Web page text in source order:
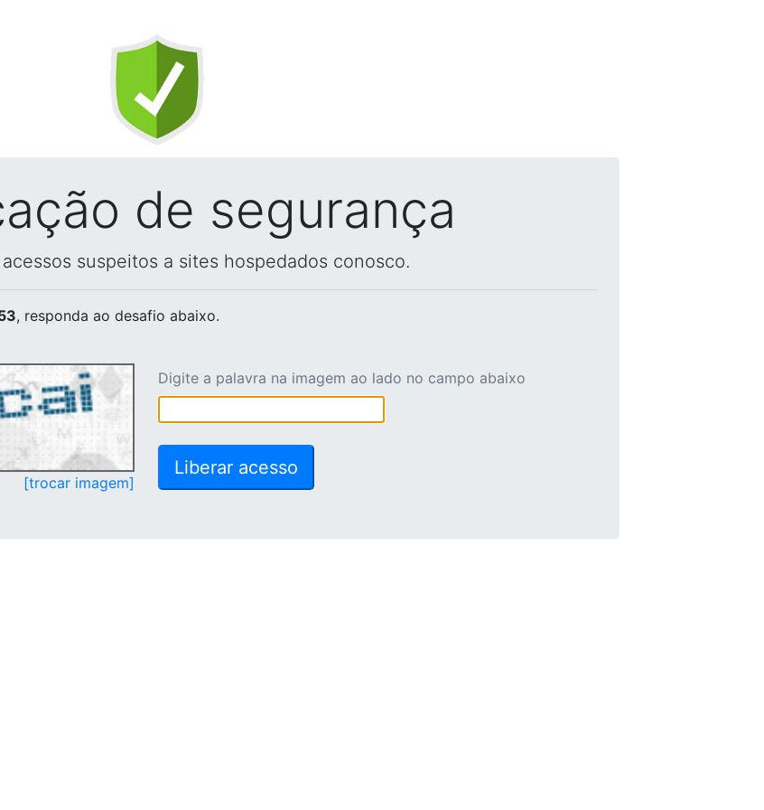
de segurança
suspeitos a sites hospedados conosco.
, responda ao desafio abaixo.
[trocar imagem]
Digite a palavra na imagem ao lado no campo abaixo